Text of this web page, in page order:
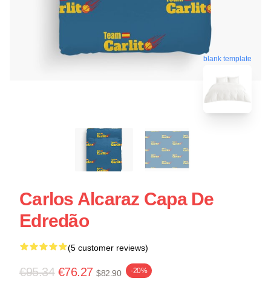
blank template
Carlos Alcaraz Capa De
Edredão
(5 customer reviews)
€95.34 €76.27 $82.90 -20%